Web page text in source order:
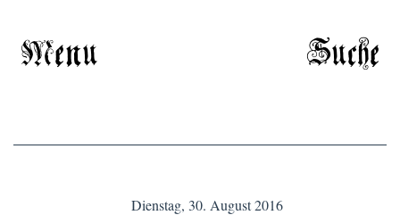
Menu Suche
Dienstag, 30. August 2016